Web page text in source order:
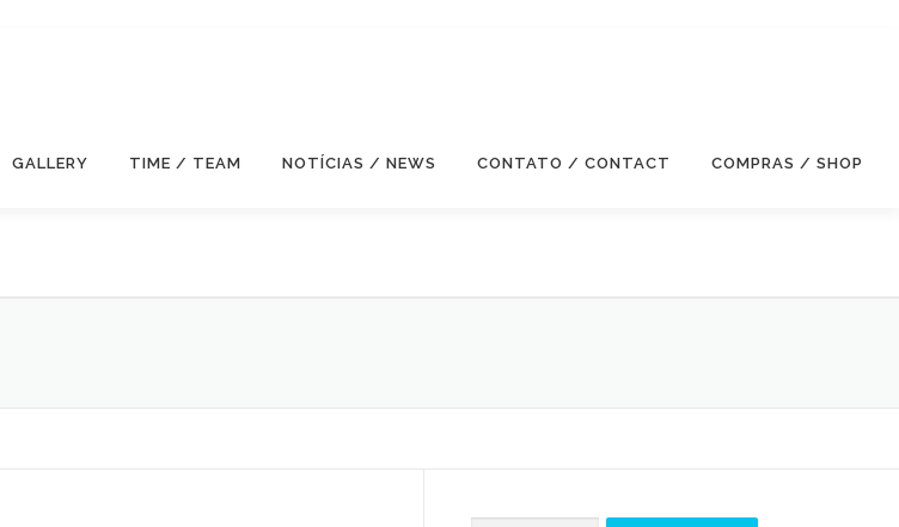
GALLERY TIME / TEAM NOTÍCIAS / NEWS CONTATO / CONTACT COMPRAS / SHOP